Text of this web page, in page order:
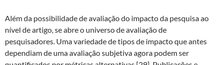
Além da possibilidade de avaliação do impacto da pesquisa ao
nível de artigo, se abre o universo de avaliação de
pesquisadores. Uma variedade de tipos de impacto que antes
dependiam de uma avaliação subjetiva agora podem ser